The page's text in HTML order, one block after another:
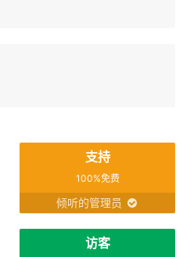
支持
100%免费
倾听的管理员
访客